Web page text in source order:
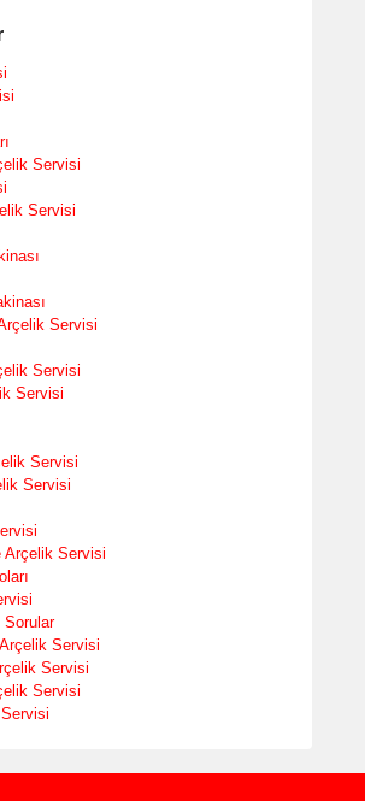
Servisi
Servisi
Servisi
Servisi
Servisi
Servisi
Servisi
Arçelik Servisi
Sorular
Servisi
Servisi
Servisi